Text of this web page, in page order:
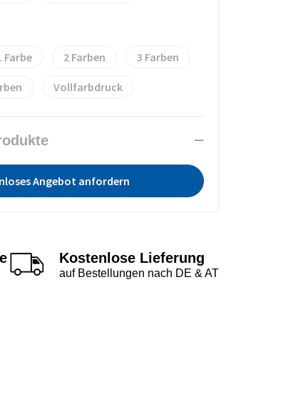
2 3
Vollfarbdruck
Angebot anfordern
Kostenlose Lieferung
auf Bestellungen nach DE & AT